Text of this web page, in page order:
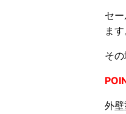
セ
ます
そ
外